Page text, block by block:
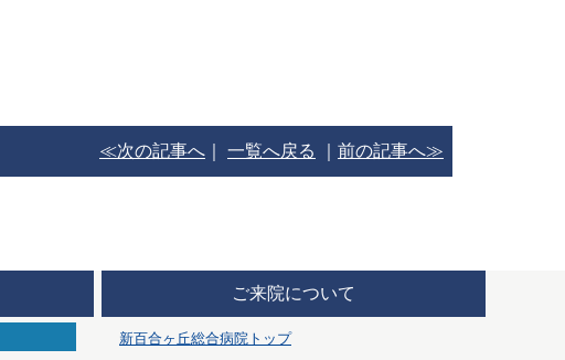
≪次の記事へ 一覧へ戻る 前の記事へ≫
ご来院について
新百合ヶ丘総合病院トップ